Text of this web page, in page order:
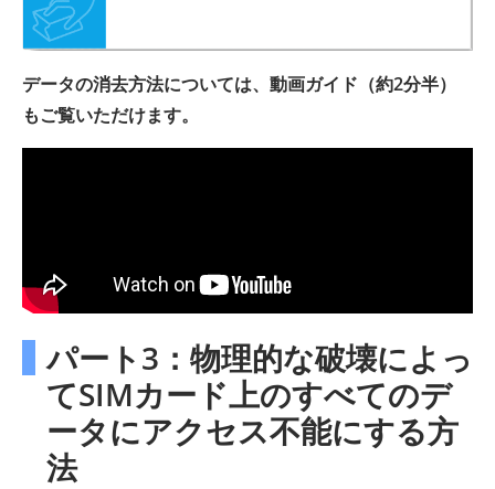
データの消去方法については、動画ガイド（約2分半）
もご覧いただけます。
パート3：物理的な破壊によっ
てSIMカード上のすべてのデ
ータにアクセス不能にする方
法